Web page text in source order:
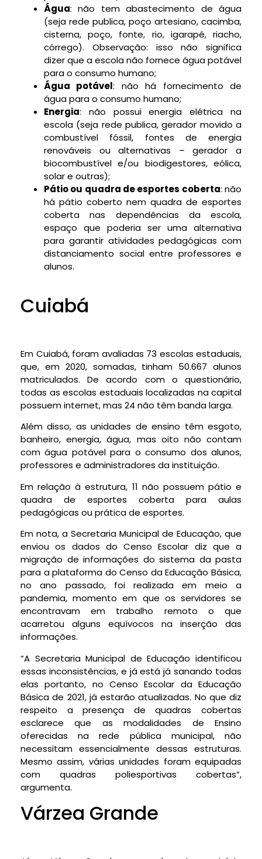
Água: não tem abastecimento de água
(seja rede publica, poço artesiano, cacimba,
cisterna, poço, fonte, rio, igarapé, riacho,
córrego). Observação: isso não significa
dizer que a escola não fornece água potável
para o consumo humano;
Água potável: não há fornecimento de
água para o consumo humano;
Energia: não possui energia elétrica na
escola (seja rede publica, gerador movido a
combustível fóssil, fontes de energia
renováveis ou alternativas – gerador a
biocombustível e/ou biodigestores, eólica,
solar e outras);
Pátio ou quadra de esportes coberta: não
há pátio coberto nem quadra de esportes
coberta nas dependências da escola,
espaço que poderia ser uma alternativa
para garantir atividades pedagógicas com
distanciamento social entre professores e
alunos.
Cuiabá
Em Cuiabá, foram avaliadas 73 escolas estaduais,
que, em 2020, somadas, tinham 50.667 alunos
matriculados. De acordo com o questionário,
todas as escolas estaduais localizadas na capital
possuem internet, mas 24 não têm banda larga.
Além disso, as unidades de ensino têm esgoto,
banheiro, energia, água, mas oito não contam
com água potável para o consumo dos alunos,
professores e administradores da instituição.
Em relação à estrutura, 11 não possuem pátio e
quadra de esportes coberta para aulas
pedagógicas ou prática de esportes.
Em nota, a Secretaria Municipal de Educação, que
enviou os dados do Censo Escolar diz que a
migração de informações do sistema da pasta
para a plataforma do Censo da Educação Básica,
no ano passado, foi realizada em meio a
pandemia, momento em que os servidores se
encontravam em trabalho remoto o que
acarretou alguns equívocos na inserção das
informações.
“A Secretaria Municipal de Educação identificou
essas inconsistências, e já está já sanando todas
elas portanto, no Censo Escolar da Educação
Básica de 2021, já estarão atualizadas. No que diz
respeito a presença de quadras cobertas
esclarece que as modalidades de Ensino
oferecidas na rede pública municipal, não
necessitam essencialmente dessas estruturas.
Mesmo assim, várias unidades foram equipadas
com quadras poliesportivas cobertas”,
argumenta.
Várzea Grande